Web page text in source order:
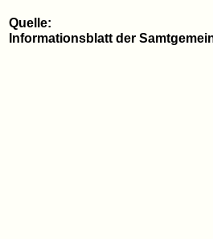
Quelle:
Informationsblatt der